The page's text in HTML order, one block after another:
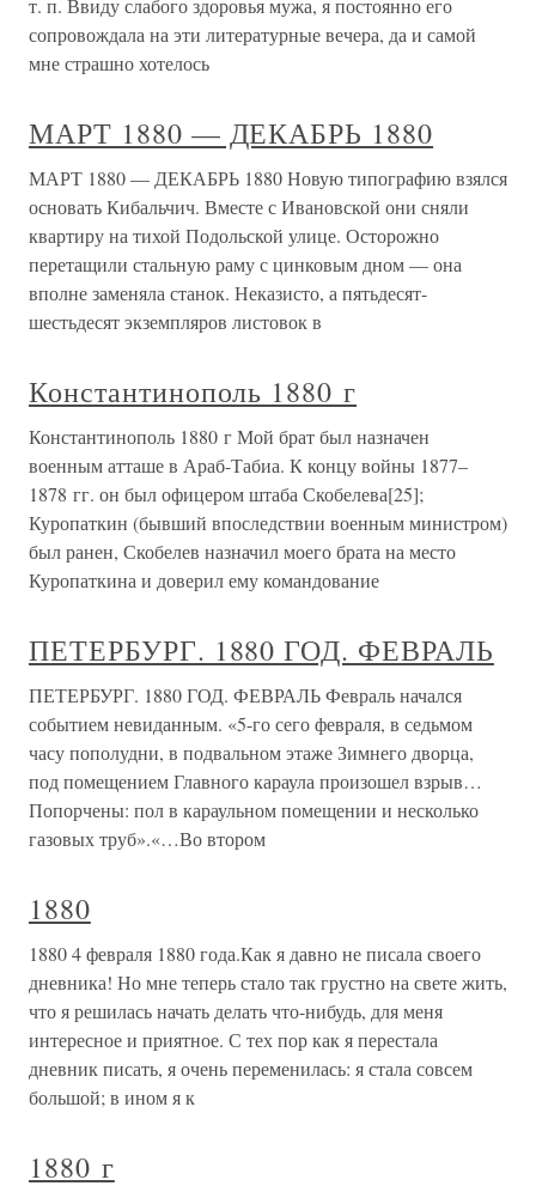
т. п. Ввиду слабого здоровья мужа, я постоянно его
сопровождала на эти литературные вечера, да и самой
мне страшно хотелось
МАРТ 1880 — ДЕКАБРЬ 1880
МАРТ 1880 — ДЕКАБРЬ 1880 Новую типографию взялся
основать Кибальчич. Вместе с Ивановской они сняли
квартиру на тихой Подольской улице. Осторожно
перетащили стальную раму с цинковым дном — она
вполне заменяла станок. Неказисто, а пятьдесят-
шестьдесят экземпляров листовок в
Константинополь 1880 г
Константинополь 1880 г Мой брат был назначен
военным атташе в Араб-Табиа. К концу войны 1877–
1878 гг. он был офицером штаба Скобелева[25];
Куропаткин (бывший впоследствии военным министром)
был ранен, Скобелев назначил моего брата на место
Куропаткина и доверил ему командование
ПЕТЕРБУРГ. 1880 ГОД. ФЕВРАЛЬ
ПЕТЕРБУРГ. 1880 ГОД. ФЕВРАЛЬ Февраль начался
событием невиданным. «5-го сего февраля, в седьмом
часу пополудни, в подвальном этаже Зимнего дворца,
под помещением Главного караула произошел взрыв…
Попорчены: пол в караульном помещении и несколько
газовых труб».«…Во втором
1880
1880 4 февраля 1880 года.Как я давно не писала своего
дневника! Но мне теперь стало так грустно на свете жить,
что я решилась начать делать что-нибудь, для меня
интересное и приятное. С тех пор как я перестала
дневник писать, я очень переменилась: я стала совсем
большой; в ином я к
1880 г